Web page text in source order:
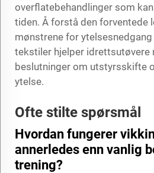
overflatebehandlinger som
tiden. Å forstå den forventede
mønstrene for
tekstiler hjelper idrettsutøvere
beslutninger om utstyrsskifte
ytelse.
Ofte stilte spørsmål
Hvordan fungerer
annerledes enn vanlig
trening?